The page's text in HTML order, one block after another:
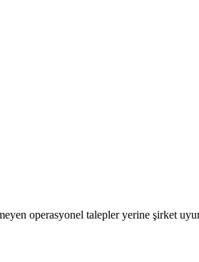
operasyonel talepler yerine şirket